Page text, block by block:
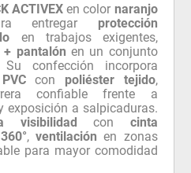
ACTIVEXen color naranjo
entregar protección
en trabajos exigentes,
+ pantalón en un conjunto
confección incorpora
con poliéster tejido,
confiable frente a
exposición a salpicaduras.
visibilidad con cinta
, ventilación en zonas
para mayor comodidad